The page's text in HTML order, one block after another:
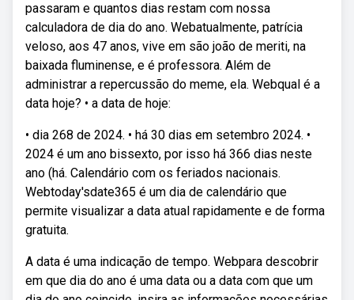
passaram e quantos dias restam com nossa
calculadora de dia do ano. Webatualmente, patrícia
veloso, aos 47 anos, vive em são joão de meriti, na
baixada fluminense, e é professora. Além de
administrar a repercussão do meme, ela. Webqual é a
data hoje? • a data de hoje:
• dia 268 de 2024. • há 30 dias em setembro 2024. •
2024 é um ano bissexto, por isso há 366 dias neste
ano (há. Calendário com os feriados nacionais.
Webtoday'sdate365 é um dia de calendário que
permite visualizar a data atual rapidamente e de forma
gratuita.
A data é uma indicação de tempo. Webpara descobrir
em que dia do ano é uma data ou a data com que um